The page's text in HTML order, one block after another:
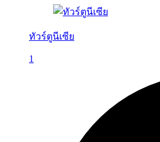
ทัวร์ตูนีเซีย
1